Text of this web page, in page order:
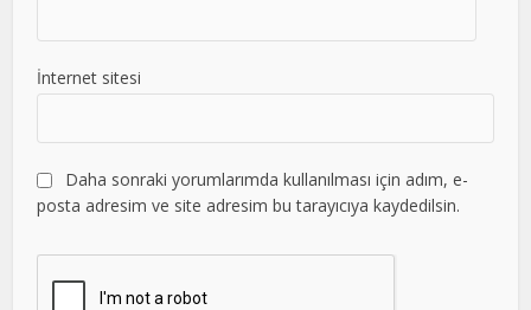
İnternet sitesi
Daha sonraki yorumlarımda kullanılması için adım, e-
posta adresim ve site adresim bu tarayıcıya kaydedilsin.